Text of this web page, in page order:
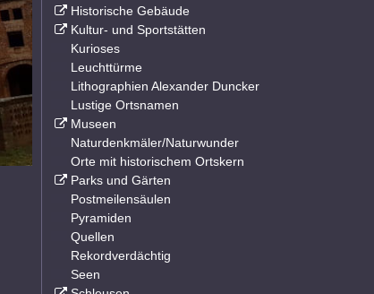
Historische Gebäude
Kultur- und Sportstätten
Kurioses
Leuchttürme
Lithographien Alexander Duncker
Lustige Ortsnamen
Museen
Naturdenkmäler/Naturwunder
Orte mit historischem Ortskern
Parks und Gärten
Postmeilensäulen
Pyramiden
Quellen
Rekordverdächtig
Seen